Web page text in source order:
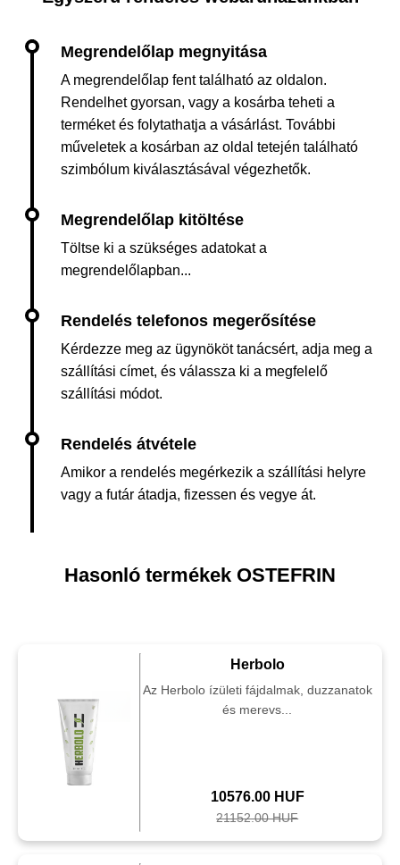
A megrendelőlap fent található az oldalon.
Rendelhet gyorsan, vagy a kosárba teheti a
terméket és folytathatja a vásárlást. További
műveletek a kosárban az oldal tetején található
szimbólum kiválasztásával végezhetők.
Töltse ki a szükséges adatokat a
megrendelőlapban...
Kérdezze meg az ügynököt tanácsért, adja meg a
szállítási címet, és válassza ki a megfelelő
szállítási módot.
Amikor a rendelés megérkezik a szállítási helyre
vagy a futár átadja, fizessen és vegye át.
Hasonló termékek OSTEFRIN
Herbolo
Az Herbolo ízületi fájdalmak, duzzanatok
és merevs...
10576.00 HUF
21152.00 HUF